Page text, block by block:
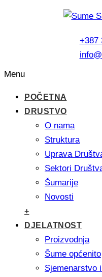
+387
Menu
POČETNA
DRUSTVO
O nama
Struktura
Uprava
Sektori
Šumarije
Novosti
+
DJELATNOST
Proizvodnja
Šume općenito
Sjemenarstvo